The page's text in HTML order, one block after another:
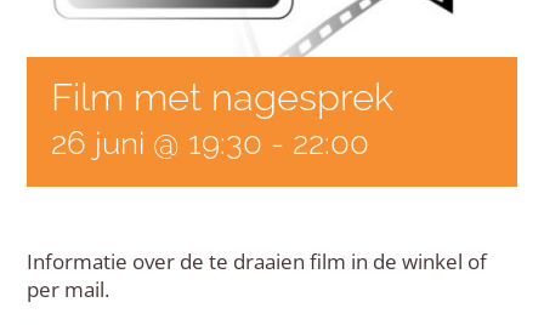
Film met nagesprek
26 juni @ 19:30 - 22:00
Informatie over de te draaien film in de winkel of
per mail.